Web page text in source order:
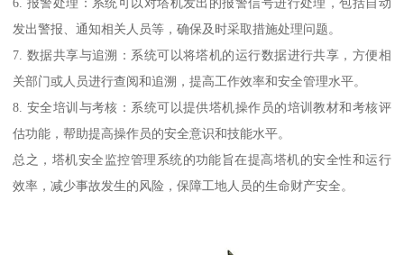
发出警报、通知相关人员等，确保及时采取措施处理问题。
7. 数据共享与追溯：系统可以将塔机的运行数据进行共享，方便相
关部门或人员进行查阅和追溯，提高工作效率和安全管理水平。
8. 安全培训与考核：系统可以提供塔机操作员的培训教材和考核评
估功能，帮助提高操作员的安全意识和技能水平。
总之，塔机安全监控管理系统的功能旨在提高塔机的安全性和运行
效率，减少事故发生的风险，保障工地人员的生命财产安全。